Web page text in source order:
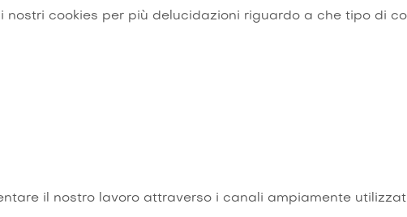
nostri cookies per più delucidazioni riguardo a che tipo di
il nostro lavoro attraverso i canali ampiamente